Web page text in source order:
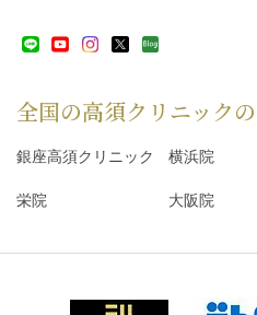
全国の高須クリニックの
銀座高須クリニック 横浜院
栄院 大阪院